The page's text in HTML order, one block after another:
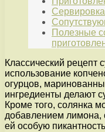
Полезные
Классический рецепт
использование
огурцов,
ингредиенты делают
Кроме того, солянка
добавлением лимона,
ей особую